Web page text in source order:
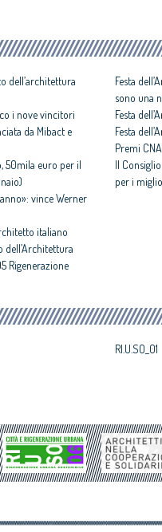
dell’architettura
i nove vincitori
da Mibact e
50mila euro per il
vince Werner
italiano
dell’Architettura
Rigenerazione
Festa
sono una
Festa
Festa
Premi
Il
per i
RI.U.SO_01